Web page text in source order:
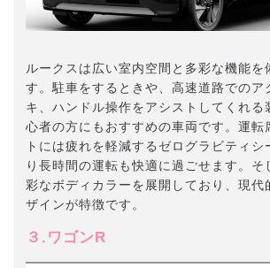
ルークスは広い室内空間と多彩な機能を
す。駐車をするときや、高速道路でのア
キ、ハンドル操作をアシストしてくれる
心者の方にもおすすめの車両です。運転
トには疲れを軽減するゼログラビティシ
り長時間の運転も快適に過ごせます。そ
彩なボディカラーを展開しており、現代
ザインが特徴です。
３.ワゴンR